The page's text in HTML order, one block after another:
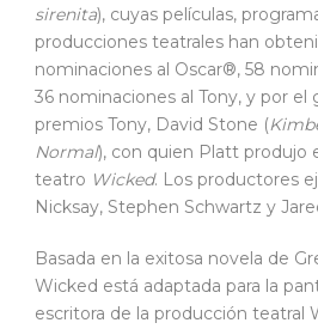
sirenita), cuyas películas,
producciones teatrales han
nominaciones al Oscar®, 58
36 nominaciones al Tony, y por
premios Tony, David Stone (
Normal), con quien Platt produjo
teatro Wicked. Los productores
Nicksay, Stephen Schwartz y
Basada en la exitosa novela de
Wicked está adaptada para la
escritora de la producción teatral